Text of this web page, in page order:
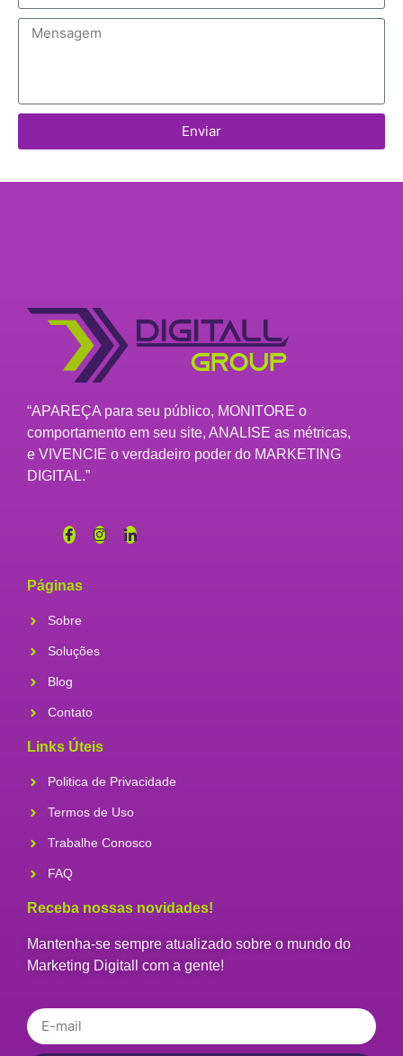
Enviar
“APAREÇA para seu público, MONITORE o
comportamento em seu site, ANALISE as métricas,
e VIVENCIE o verdadeiro poder do MARKETING
DIGITAL.”
Páginas
Sobre
Soluções
Blog
Contato
Links Úteis
Politica de Privacidade
Termos de Uso
Trabalhe Conosco
FAQ
Receba nossas novidades!
Mantenha-se sempre atualizado sobre o mundo do
Marketing Digitall com a gente!